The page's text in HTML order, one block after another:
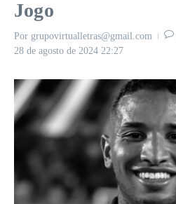
Jogo
Por grupovirtualletras@gmail.com
28 de agosto de 2024 22:27